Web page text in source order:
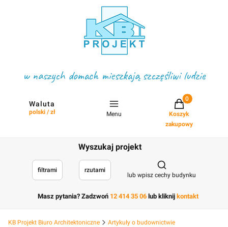
w naszych domach mieszkają szczęśliwi ludzie
Waluta
polski / zł Menu
Projekty w
Koszyk
zakupowy
Wyszukaj projekt
filtrami rzutami
Otwórz
lub wpisz cechy budynku
Masz pytania? Zadzwoń 12 414 35 06 lub kliknij kontakt
KB Projekt Biuro Architektoniczne Artykuły o budownictwie